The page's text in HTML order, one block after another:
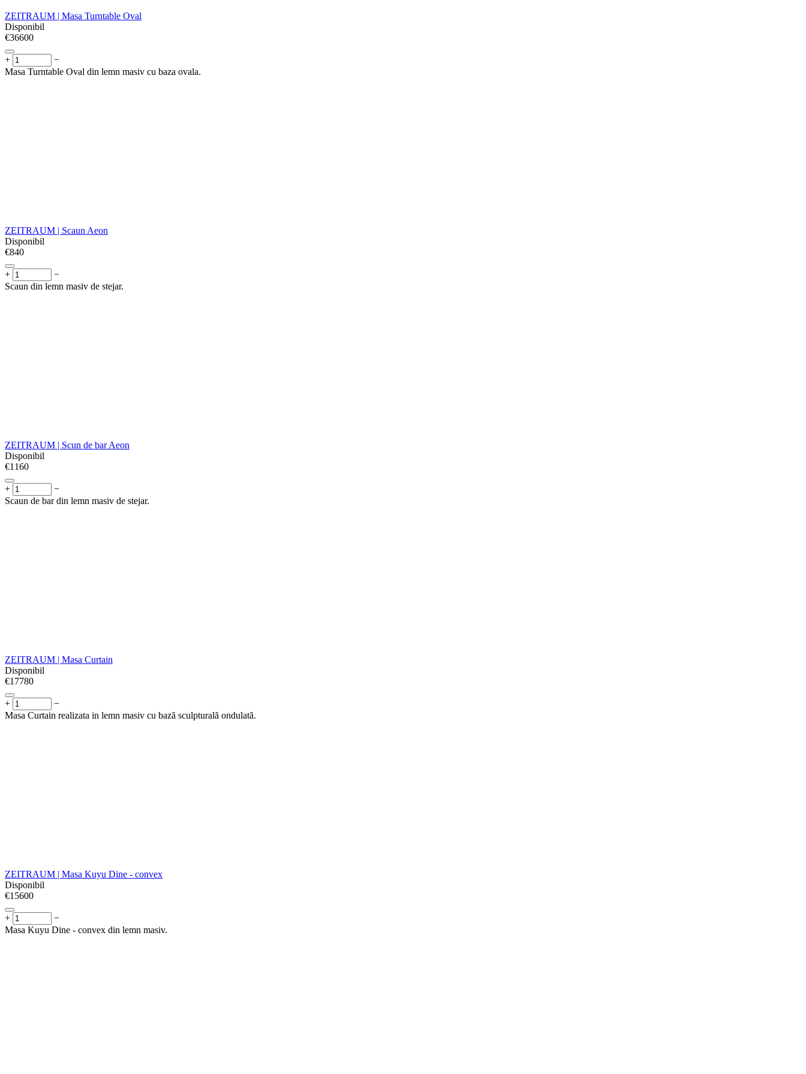
ZEITRAUM | Masa Turntable Oval
Disponibil
€‍36600‍
+
−
Masa Turntable Oval din lemn masiv cu baza ovala.
ZEITRAUM | Scaun Aeon
Disponibil
€‍840‍
+
−
Scaun din lemn masiv de stejar.
ZEITRAUM | Scun de bar Aeon
Disponibil
€‍1160‍
+
−
Scaun de bar din lemn masiv de stejar.
ZEITRAUM | Masa Curtain
Disponibil
€‍17780‍
+
−
Masa Curtain realizata in lemn masiv cu bază sculpturală ondulată.
ZEITRAUM | Masa Kuyu Dine - convex
Disponibil
€‍15600‍
+
−
Masa Kuyu Dine - convex din lemn masiv.